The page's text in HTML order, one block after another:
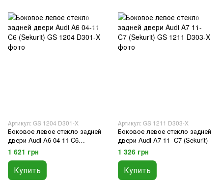
Артикул: GS 1204 D301-X
Боковое левое стекло задней
двери Audi A6 04-11 C6
(Sekurit)
1 621 грн
Купить
Артикул: GS 1211 D303-X
Боковое левое стекло задней
двери Audi A7 11- C7 (Sekurit)
1 326 грн
Купить